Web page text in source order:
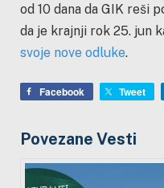
od 10 dana da GIK reši
da je krajnji rok 25. jun
svoje nove odluke.
Facebook Tweet
Povezane Vesti